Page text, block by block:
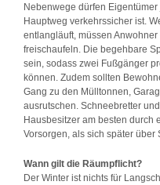
Nebenwege dürfen
Hauptweg verkehrssicher ist.
entlangläuft, müssen
freischaufeln. Die begehbare
sein, sodass zwei Fußgänger
können. Zudem sollten
Gang zu den Mülltonnen,
ausrutschen. Schneebretter
Hausbesitzer am besten durch
Vorsorgen, als sich später über
Wann gilt die Räumpflicht?
Der Winter ist nichts für